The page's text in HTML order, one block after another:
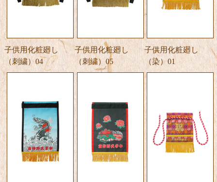
子供用化粧廻し
（刺繍）04
子供用化粧廻し
（刺繍）05
子供用化粧廻し
（染）01